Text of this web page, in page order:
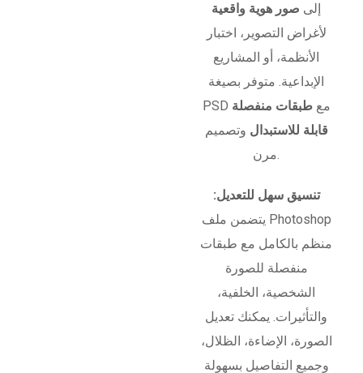
إلى صور هوية واقعية
لأغراض التصوير، اختبار
الأنظمة، أو المشاريع
الإبداعية. متوفر بصيغة
PSD معطبقات منفصلة
قابلة للاستبدال وتصميم
مرن.
تنسيق سهل للتعديل:
يتضمن ملف Photoshop
منظم بالكامل مع طبقات
منفصلة للصورة
الشخصية، الخلفية،
والتأثيرات. يمكنك تعديل
الصورة، الإضاءة، الظلال،
وجميع التفاصيل بسهولة